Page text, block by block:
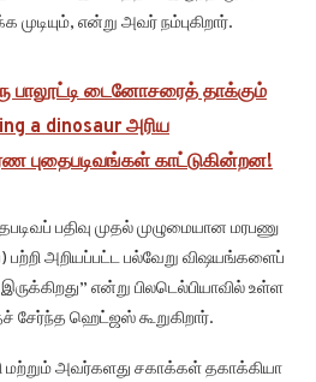
என்று அவர் நம்புகிறார்.
பாலூட்டி டைனோசரைத் தாக்கும்
a dinosaur அரிய
புதைபடிவங்கள் காட்டுகின்றன!
பதிவு முதல் முழுமையான மரபணு
அறியப்பட்ட பல்வேறு விஷயங்களைப்
என்று பிலடெல்பியாவில் உள்ள
ஹெட்ஜஸ் கூறுகிறார்.
அவர்களது சகாக்கள் தகாக்கியா